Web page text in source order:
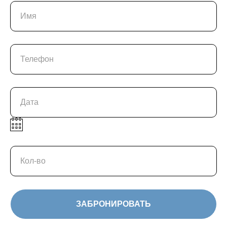
Имя
Телефон
Дата
Кол-во
ЗАБРОНИРОВАТЬ